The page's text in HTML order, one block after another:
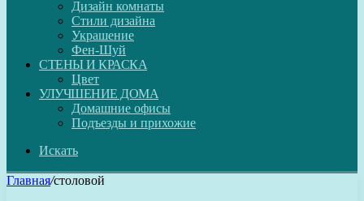
Дизайн комнаты
Стили дизайна
Украшение
Фен-Шуй
СТЕНЫ И КРАСКА
Цвет
УЛУЧШЕНИЕ ДОМА
Домашние офисы
Подъезды и прихожие
Искать
Главная/столовой